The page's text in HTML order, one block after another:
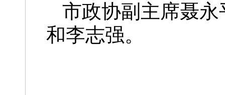
市政协副主席聂
和李志强。